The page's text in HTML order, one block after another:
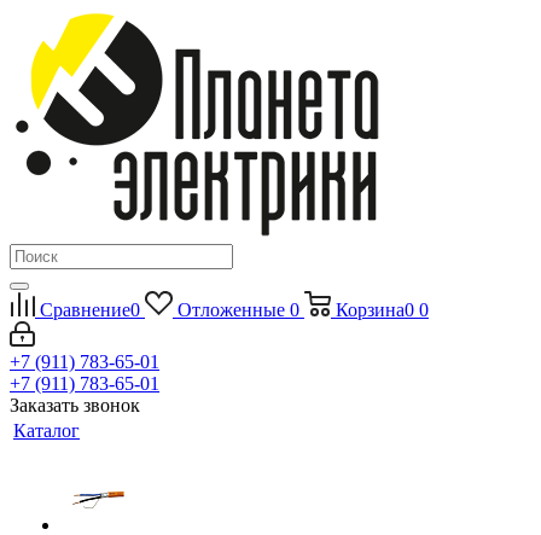
Сравнение0 Отложенные 0 Корзина0 0
+7 (911) 783-65-01
+7 (911) 783-65-01
Заказать звонок
Каталог